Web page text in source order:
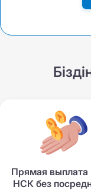
Прямая выплата
НСК без